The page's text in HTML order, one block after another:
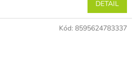
DETAIL
Kód: 8595624783337